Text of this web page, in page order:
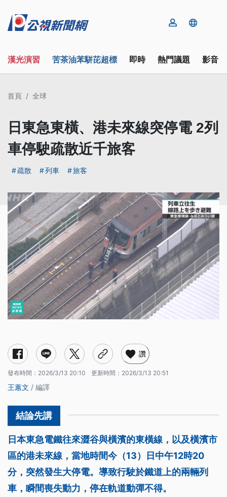
漢光演習 苦茶油苯駢芘超標 即時 熱門議題 影音
首頁 全球
日東急東橫、港未來線突停電 2列
車停駛疏散近千旅客
疏散 列車 旅客
讚
發布時間： 2026/3/13 20:10 更新時間： 2026/3/13 20:51
王蕙文 / 編譯
日本東急電鐵往來澀谷與橫濱的東橫線，以及橫濱市
區的港未來線，當地時間今（13）日中午12時20
分，突然發生大停電。導致行駛於鐵道上的兩輛列
車，瞬間喪失動力，停在軌道動彈不得。